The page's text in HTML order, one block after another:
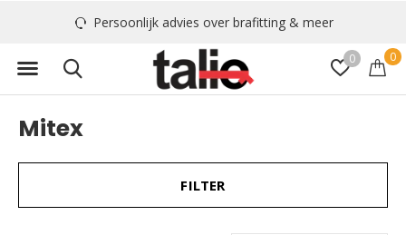
0 0
Persoonlijk advies over brafitting & meer
Mitex
FILTER